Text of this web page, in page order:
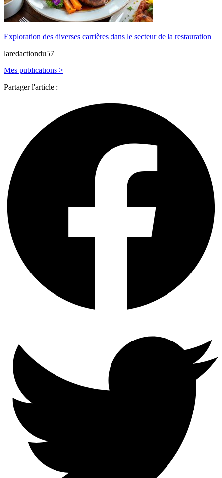
Exploration des diverses carrières dans le secteur de la restauration
laredactiondu57
Mes publications >
Partager l'article :